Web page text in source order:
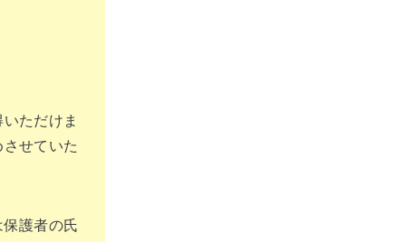
ただけま
せていた
護者の氏